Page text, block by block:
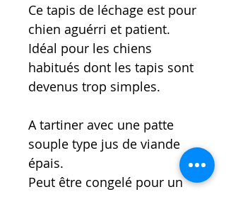
Ce tapis de léchage est pour
chien aguérri et patient.
Idéal pour les chiens
habitués dont les tapis sont
devenus trop simples.
A tartiner avec une patte
souple type jus de viande
épais.
Peut être congelé pour un